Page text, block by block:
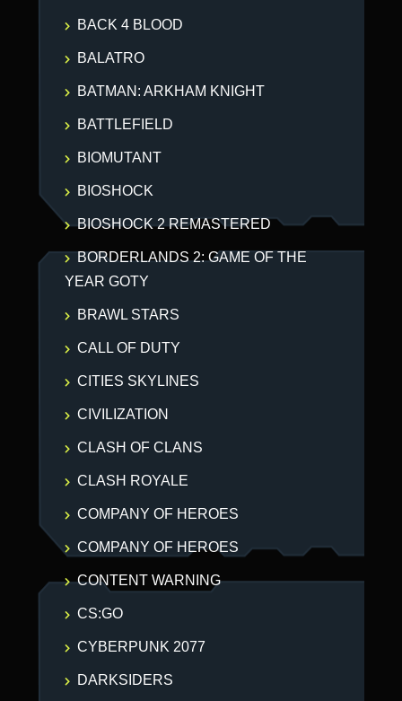
BACK 4 BLOOD
BALATRO
BATMAN: ARKHAM KNIGHT
BATTLEFIELD
BIOMUTANT
BIOSHOCK
BIOSHOCK 2 REMASTERED
BORDERLANDS 2: GAME OF THE
YEAR GOTY
BRAWL STARS
CALL OF DUTY
CITIES SKYLINES
CIVILIZATION
CLASH OF CLANS
CLASH ROYALE
COMPANY OF HEROES
COMPANY OF HEROES
CONTENT WARNING
CS:GO
CYBERPUNK 2077
DARKSIDERS